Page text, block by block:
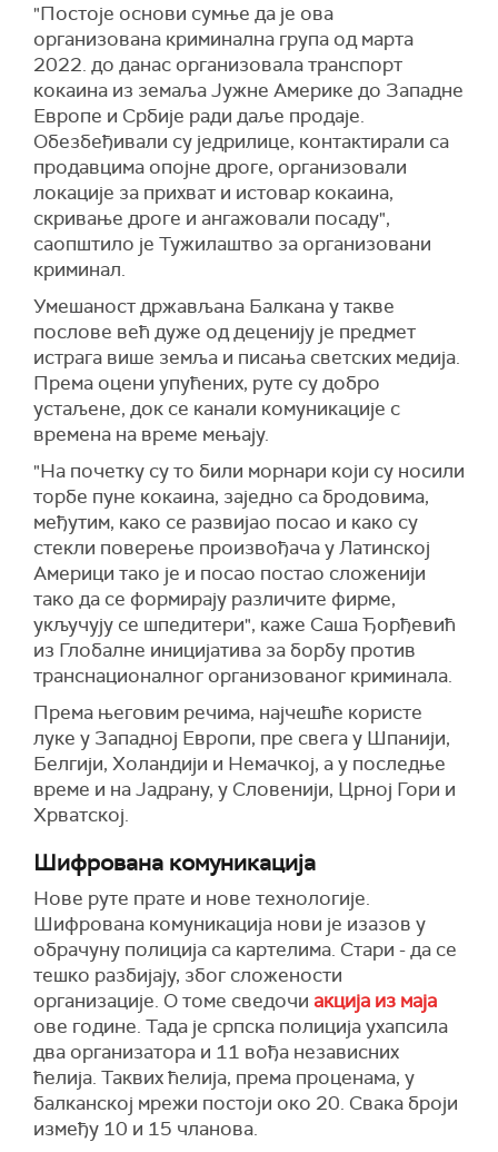
"Постоје основи сумње да је ова
организована криминална група од марта
2022. до данас организовала транспорт
кокаина из земаља Јужне Америке до Западне
Европе и Србије ради даље продаје.
Обезбеђивали су једрилице, контактирали са
продавцима опојне дроге, организовали
локације за прихват и истовар кокаина,
скривање дроге и ангажовали посаду",
саопштило је Тужилаштво за организовани
криминал.
Умешаност држављана Балкана у такве
послове већ дуже од деценију је предмет
истрага више земља и писања светских медија.
Према оцени упућених, руте су добро
устаљене, док се канали комуникације с
времена на време мењају.
"На почетку су то били морнари који су носили
торбе пуне кокаина, заједно са бродовима,
међутим, како се развијао посао и како су
стекли поверење произвођача у Латинској
Америци тако је и посао постао сложенији
тако да се формирају различите фирме,
укључују се шпедитери", каже Саша Ђорђевић
из Глобалне иницијатива за борбу против
транснационалног организованог криминала.
Према његовим речима, најчешће користе
луке у Западној Европи, пре свега у Шпанији,
Белгији, Холандији и Немачкој, а у последње
време и на Јадрану, у Словенији, Црној Гори и
Хрватској.
Шифрована комуникација
Нове руте прате и нове технологије.
Шифрована комуникација нови је изазов у
обрачуну полиција са картелима. Стари - да се
тешко разбијају, због сложености
организације. О томе сведочи акција из маја
ове године. Тада је српска полиција ухапсила
два организатора и 11 вођа независних
ћелија. Таквих ћелија, према проценама, у
балканској мрежи постоји око 20. Свака броји
између 10 и 15 чланова.